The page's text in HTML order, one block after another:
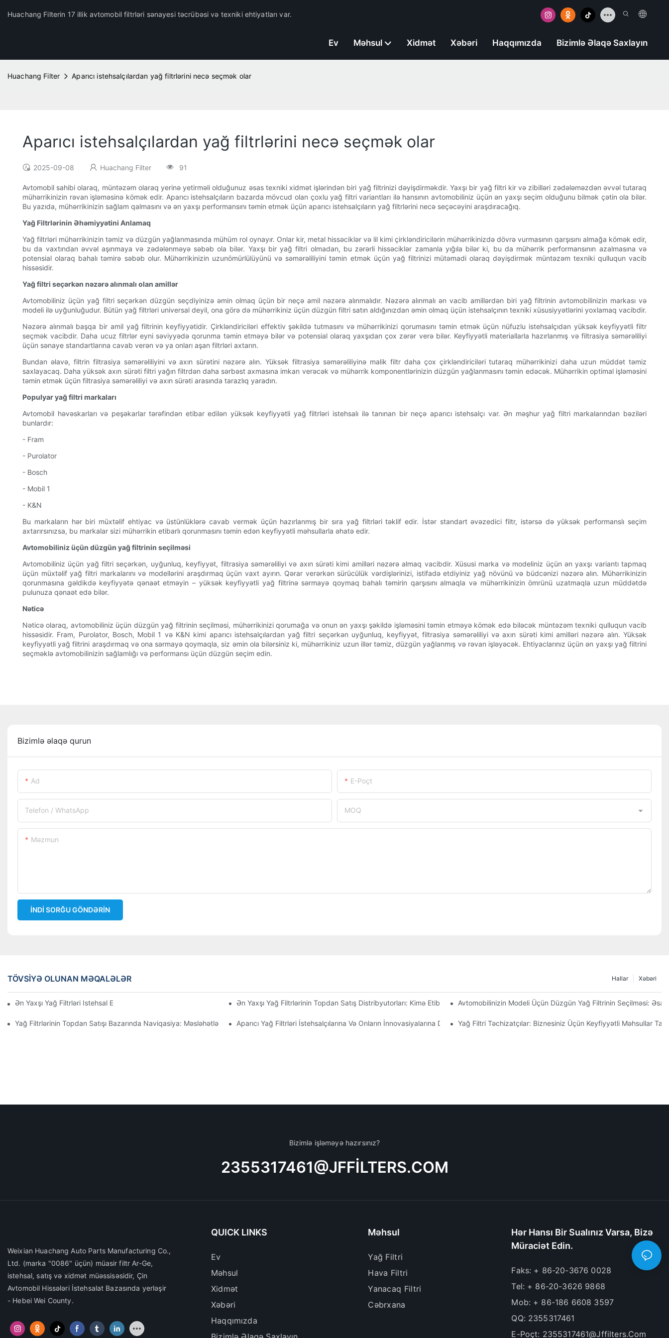
Huachang Filterin 17 illik avtomobil filtrləri sənayesi təcrübəsi və texniki ehtiyatları var.
Ev Məhsul Xidmət Xəbəri Haqqımızda Bizimlə Əlaqə Saxlayın
Huachang Filter Aparıcı istehsalçılardan yağ filtrlərini necə seçmək olar
Aparıcı istehsalçılardan yağ filtrlərini necə seçmək olar
2025-09-08 Huachang Filter 91
Avtomobil sahibi olaraq, müntəzəm olaraq yerinə yetirməli olduğunuz əsas texniki xidmət işlərindən biri yağ filtrinizi dəyişdirməkdir. Yaxşı bir yağ filtri kir və zibilləri zədələməzdən əvvəl tutaraq
mühərrikinizin rəvan işləməsinə kömək edir. Aparıcı istehsalçıların bazarda mövcud olan çoxlu yağ filtri variantları ilə hansının avtomobiliniz üçün ən yaxşı seçim olduğunu bilmək çətin ola bilər.
Bu yazıda, mühərrikinizin sağlam qalmasını və ən yaxşı performansını təmin etmək üçün aparıcı istehsalçıların yağ filtrlərini necə seçəcəyini araşdıracağıq.
Yağ Filtrlərinin Əhəmiyyətini Anlamaq
Yağ filtrləri mühərrikinizin təmiz və düzgün yağlanmasında mühüm rol oynayır. Onlar kir, metal hissəciklər və lil kimi çirkləndiricilərin mühərrikinizdə dövrə vurmasının qarşısını almağa kömək edir,
bu da vaxtından əvvəl aşınmaya və zədələnməyə səbəb ola bilər. Yaxşı bir yağ filtri olmadan, bu zərərli hissəciklər zamanla yığıla bilər ki, bu da mühərrik performansının azalmasına və
potensial olaraq bahalı təmirə səbəb olur. Mühərrikinizin uzunömürlülüyünü və səmərəliliyini təmin etmək üçün yağ filtrinizi mütəmadi olaraq dəyişdirmək müntəzəm texniki qulluqun vacib
hissəsidir.
Yağ filtri seçərkən nəzərə alınmalı olan amillər
Avtomobiliniz üçün yağ filtri seçərkən düzgün seçdiyinizə əmin olmaq üçün bir neçə amil nəzərə alınmalıdır. Nəzərə alınmalı ən vacib amillərdən biri yağ filtrinin avtomobilinizin markası və
modeli ilə uyğunluğudur. Bütün yağ filtrləri universal deyil, ona görə də mühərrikiniz üçün düzgün filtri satın aldığınızdan əmin olmaq üçün istehsalçının texniki xüsusiyyətlərini yoxlamaq vacibdir.
Nəzərə alınmalı başqa bir amil yağ filtrinin keyfiyyətidir. Çirkləndiriciləri effektiv şəkildə tutmasını və mühərrikinizi qorumasını təmin etmək üçün nüfuzlu istehsalçıdan yüksək keyfiyyətli filtr
seçmək vacibdir. Daha ucuz filtrlər eyni səviyyədə qorunma təmin etməyə bilər və potensial olaraq yaxşıdan çox zərər verə bilər. Keyfiyyətli materiallarla hazırlanmış və filtrasiya səmərəliliyi
üçün sənaye standartlarına cavab verən və ya onları aşan filtrləri axtarın.
Bundan əlavə, filtrin filtrasiya səmərəliliyini və axın sürətini nəzərə alın. Yüksək filtrasiya səmərəliliyinə malik filtr daha çox çirkləndiriciləri tutaraq mühərrikinizi daha uzun müddət təmiz
saxlayacaq. Daha yüksək axın sürəti filtri yağın filtrdən daha sərbəst axmasına imkan verəcək və mühərrik komponentlərinizin düzgün yağlanmasını təmin edəcək. Mühərrikin optimal işləməsini
təmin etmək üçün filtrasiya səmərəliliyi və axın sürəti arasında tarazlıq yaradın.
Populyar yağ filtri markaları
Avtomobil həvəskarları və peşəkarlar tərəfindən etibar edilən yüksək keyfiyyətli yağ filtrləri istehsalı ilə tanınan bir neçə aparıcı istehsalçı var. Ən məşhur yağ filtri markalarından bəziləri
bunlardır:
- Fram
- Purolator
- Bosch
- Mobil 1
- K&N
Bu markaların hər biri müxtəlif ehtiyac və üstünlüklərə cavab vermək üçün hazırlanmış bir sıra yağ filtrləri təklif edir. İstər standart əvəzedici filtr, istərsə də yüksək performanslı seçim
axtarırsınızsa, bu markalar sizi mühərrikin etibarlı qorunmasını təmin edən keyfiyyətli məhsullarla əhatə edir.
Avtomobiliniz üçün düzgün yağ filtrinin seçilməsi
Avtomobiliniz üçün yağ filtri seçərkən, uyğunluq, keyfiyyət, filtrasiya səmərəliliyi və axın sürəti kimi amilləri nəzərə almaq vacibdir. Xüsusi marka və modeliniz üçün ən yaxşı variantı tapmaq
üçün müxtəlif yağ filtri markalarını və modellərini araşdırmaq üçün vaxt ayırın. Qərar verərkən sürücülük vərdişlərinizi, istifadə etdiyiniz yağ növünü və büdcənizi nəzərə alın. Mühərrikinizin
qorunmasına gəldikdə keyfiyyətə qənaət etməyin – yüksək keyfiyyətli yağ filtrinə sərmayə qoymaq bahalı təmirin qarşısını almaqla və mühərrikinizin ömrünü uzatmaqla uzun müddətdə
pulunuza qənaət edə bilər.
Nəticə
Nəticə olaraq, avtomobiliniz üçün düzgün yağ filtrinin seçilməsi, mühərrikinizi qorumağa və onun ən yaxşı şəkildə işləməsini təmin etməyə kömək edə biləcək müntəzəm texniki qulluqun vacib
hissəsidir. Fram, Purolator, Bosch, Mobil 1 və K&N kimi aparıcı istehsalçılardan yağ filtri seçərkən uyğunluq, keyfiyyət, filtrasiya səmərəliliyi və axın sürəti kimi amilləri nəzərə alın. Yüksək
keyfiyyətli yağ filtrini araşdırmaq və ona sərmayə qoymaqla, siz əmin ola bilərsiniz ki, mühərrikiniz uzun illər təmiz, düzgün yağlanmış və rəvan işləyəcək. Ehtiyaclarınız üçün ən yaxşı yağ filtrini
seçməklə avtomobilinizin sağlamlığı və performansı üçün düzgün seçim edin.
Bizimlə əlaqə qurun
Ad E-Poçt
Telefon / WhatsApp MOQ
Məzmun
İNDI SORĞU GÖNDƏRIN
TÖVSIYƏ OLUNAN MƏQALƏLƏR Xəbəri
Hallar
Ən Yaxşı Yağ Filtrləri Istehsal Edən Şirkətlər: Hərtərəfli Baxış Ən Yaxşı Yağ Filtrlərinin Topdan Satış Distribyutorları: Kimə Etibar Etməli?Avtomobilinizin Modeli Üçün Düzgün Yağ Filtrinin Seçilməsi:
Yağ Filtrlərinin Topdan Satışı Bazarında Naviqasiya: Məsləhətlər Və FəndlərAparıcı Yağ Filtrləri İstehsalçılarına Və Onların İnnovasiyalarına DiqqətYağ Filtri Təchizatçılar: Biznesiniz Üçün Keyfiyyətli Məhsullar
Bizimlə işləməyə hazırsınız?
2355317461@JFFILTERS.COM
Weixian Huachang Auto Parts Manufacturing Co.,
Ltd. (marka "0086" üçün) müasir filtr Ar-Ge,
istehsal, satış və xidmət müəssisəsidir, Çin
Avtomobil Hissələri İstehsalat Bazasında yerləşir
- Hebei Wei County.
QUICK LINKS
Ev
Məhsul
Xidmət
Xəbəri
Haqqımızda
Məhsul
Yağ Filtri
Hava Filtri
Yanacaq Filtri
Cəbrxana
Hər Hansı Bir Sualınız Varsa, Bizə
Müraciət Edin.
Faks: + 86-20-3676 0028
Tel: + 86-20-3626 9868
Mob: + 86-186 6608 3597
QQ: 2355317461
E-Poçt: 2355317461@jffilters.com